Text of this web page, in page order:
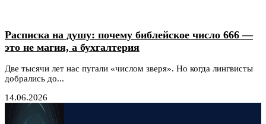
Расписка на душу: почему библейское число 666 —
это не магия, а бухгалтерия
Две тысячи лет нас пугали «числом зверя». Но когда лингвисты
добрались до...
14.06.2026